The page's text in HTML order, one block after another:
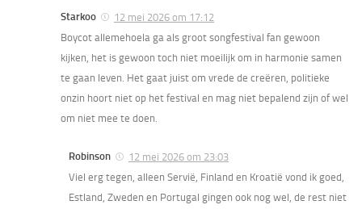
Starkoo
12 mei 2026 om 17:12
Boycot allemehoela ga als groot songfestival fan gewoon
kijken, het is gewoon toch niet moeilijk om in harmonie samen
te gaan leven. Het gaat juist om vrede de creëren, politieke
onzin hoort niet op het festival en mag niet bepalend zijn of wel
om niet mee te doen.
Robinson
12 mei 2026 om 23:03
Viel erg tegen, alleen Servië, Finland en Kroatië vond ik goed,
Estland, Zweden en Portugal gingen ook nog wel, de rest niet